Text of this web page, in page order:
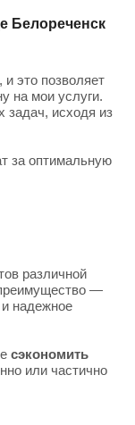
Белореченск
это позволяет
на мои услуги.
задач, исходя из
за оптимальную
различной
—
надежное
сэкономить
или частично